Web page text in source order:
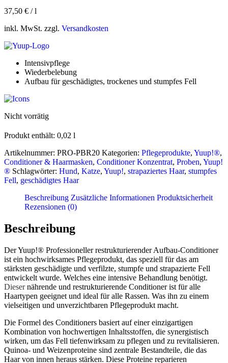
37,50 € /l
inkl. MwSt. zzgl. Versandkosten
Intensivpflege
Wiederbelebung
Aufbau für geschädigtes, trockenes und stumpfes Fell
Nicht vorrätig
Produkt enthält: 0,02 l
Artikelnummer: PRO-PBR20 Kategorien: Pflegeprodukte, Yuup!®,
Conditioner & Haarmasken, Conditioner Konzentrat, Proben, Yuup!
® Schlagwörter: Hund, Katze, Yuup!, strapaziertes Haar, stumpfes
Fell, geschädigtes Haar
Beschreibung Zusätzliche Informationen Produktsicherheit
Rezensionen (0)
Beschreibung
Der Yuup!® Professioneller restrukturierender Aufbau-Conditioner
ist ein hochwirksames Pflegeprodukt, das speziell für das am
stärksten geschädigte und verfilzte, stumpfe und strapazierte Fell
entwickelt wurde. Welches eine intensive Behandlung benötigt.
Diesernährende und restrukturierende Conditioner ist für alle
Haartypen geeignet und ideal für alle Rassen. Was ihn zu einem
vielseitigen und unverzichtbaren Pflegeprodukt macht.
Die Formel des Conditioners basiert auf einer einzigartigen
Kombination von hochwertigen Inhaltsstoffen, die synergistisch
wirken, um das Fell tiefenwirksam zu pflegen und zu revitalisieren.
Quinoa- und Weizenproteine sind zentrale Bestandteile, die das
Haar von innen heraus stärken. Diese Proteine reparieren